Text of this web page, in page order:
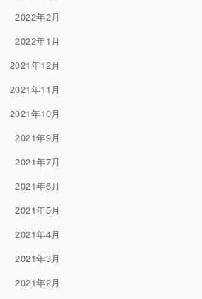
2022年2月
2022年1月
2021年12月
2021年11月
2021年10月
2021年9月
2021年7月
2021年6月
2021年5月
2021年4月
2021年3月
2021年2月